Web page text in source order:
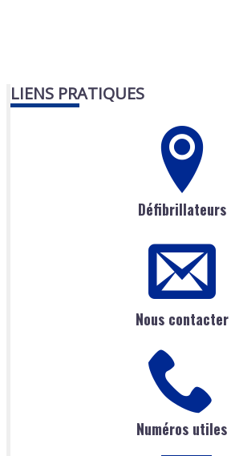
LIENS PRATIQUES
Défibrillateurs
Nous contacter
Numéros utiles